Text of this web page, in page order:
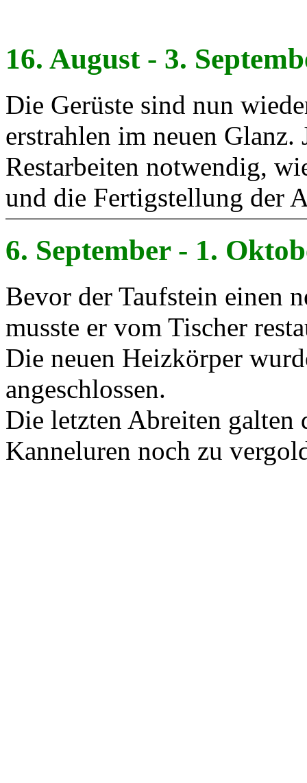
16. August - 3.
Die Gerüste sind nun
erstrahlen im neuen
Restarbeiten notwendig,
und die Fertigstellung der
6. September - 1.
Bevor der Taufstein einen
musste er vom Tischer
Die neuen Heizkörper
angeschlossen.
Die letzten Abreiten galten
Kanneluren noch zu